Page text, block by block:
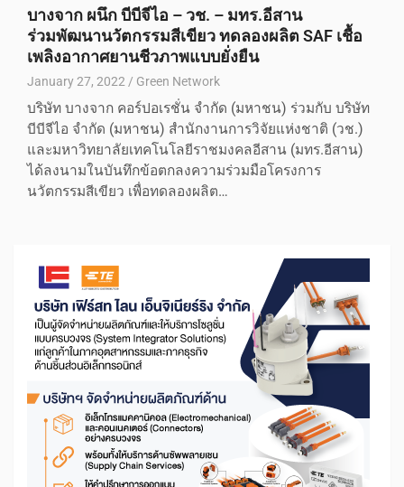
บางจาก ผนึก บีบีจีไอ – วช. – มทร.อีสาน
ร่วมพัฒนานวัตกรรมสีเขียว ทดลองผลิต SAF เชื้อ
เพลิงอากาศยานชีวภาพแบบยั่งยืน
January 27, 2022 Green Network
บริษัท บางจาก คอร์ปอเรชั่น จำกัด (มหาชน) ร่วมกับ บริษัท
บีบีจีไอ จำกัด (มหาชน) สำนักงานการวิจัยแห่งชาติ (วช.)
และมหาวิทยาลัยเทคโนโลยีราชมงคลอีสาน (มทร.อีสาน)
ได้ลงนามในบันทึกข้อตกลงความร่วมมือโครงการ
นวัตกรรมสีเขียว เพื่อทดลองผลิต…